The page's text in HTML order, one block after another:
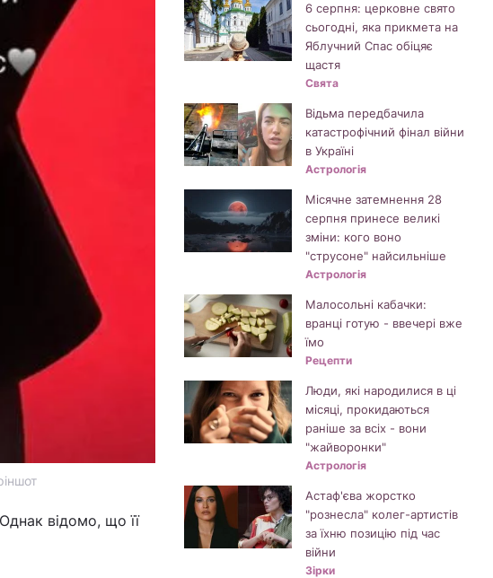
відомо, що її
6 серпня: церковне свято
сьогодні, яка прикмета на
Яблучний Спас обіцяє
щастя
Свята
Відьма передбачила
катастрофічний фінал війни
в Україні
Астрологія
Місячне затемнення 28
серпня принесе великі
зміни: кого воно
"струсоне" найсильніше
Астрологія
Малосольні кабачки:
вранці готую - ввечері вже
їмо
Рецепти
Люди, які народилися в ці
місяці, прокидаються
раніше за всіх - вони
"жайворонки"
Астрологія
Астаф'єва жорстко
"рознесла" колег-артистів
за їхню позицію під час
війни
Зірки